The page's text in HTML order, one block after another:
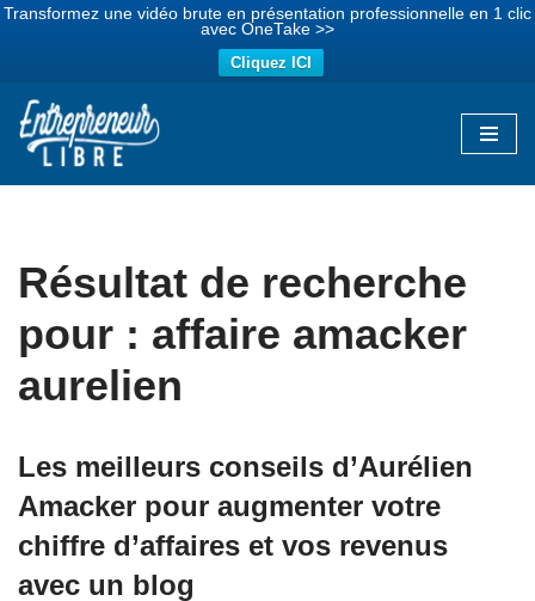
Transformez une vidéo brute en présentation professionnelle en 1 clic
avec OneTake >>
Cliquez ICI
Aller
Résultat de recherche
pour : affaire amacker
aurelien
Les meilleurs conseils d’Aurélien
Amacker pour augmenter votre
chiffre d’affaires et vos revenus
avec un blog